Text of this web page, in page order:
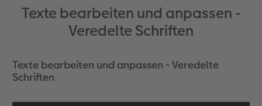
Texte bearbeiten und anpassen -
Veredelte Schriften
Texte bearbeiten und anpassen - Veredelte
Schriften